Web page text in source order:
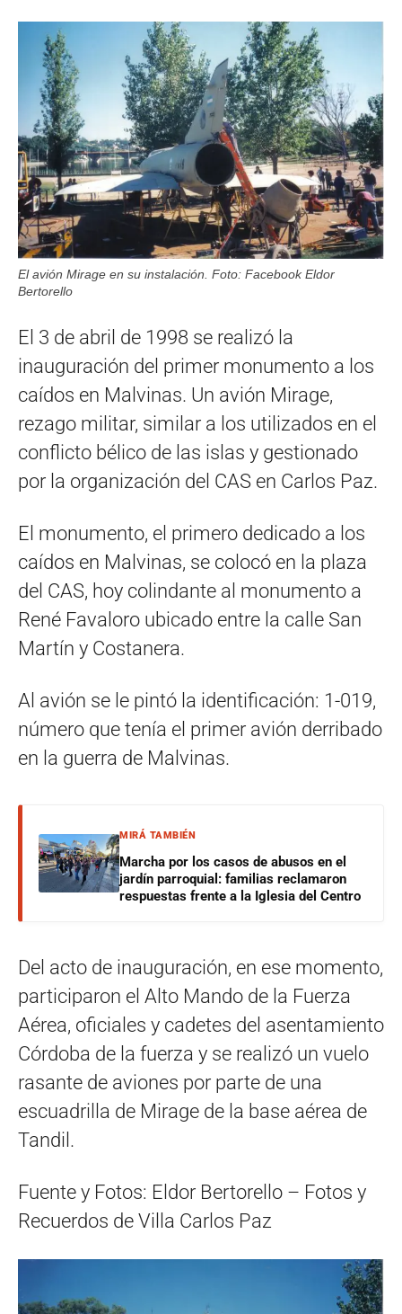
El avión Mirage en su instalación. Foto: Facebook Eldor
Bertorello
El 3 de abril de 1998 se realizó la
inauguración del primer monumento a los
caídos en Malvinas. Un avión Mirage,
rezago militar, similar a los utilizados en el
conflicto bélico de las islas y gestionado
por la organización del CAS en Carlos Paz.
El monumento, el primero dedicado a los
caídos en Malvinas, se colocó en la plaza
del CAS, hoy colindante al monumento a
René Favaloro ubicado entre la calle San
Martín y Costanera.
Al avión se le pintó la identificación: 1-019,
número que tenía el primer avión derribado
en la guerra de Malvinas.
MIRÁ TAMBIÉN
Marcha por los casos de abusos en el
jardín parroquial: familias reclamaron
respuestas frente a la Iglesia del Centro
Del acto de inauguración, en ese momento,
participaron el Alto Mando de la Fuerza
Aérea, oficiales y cadetes del asentamiento
Córdoba de la fuerza y se realizó un vuelo
rasante de aviones por parte de una
escuadrilla de Mirage de la base aérea de
Tandil.
Fuente y Fotos: Eldor Bertorello – Fotos y
Recuerdos de Villa Carlos Paz